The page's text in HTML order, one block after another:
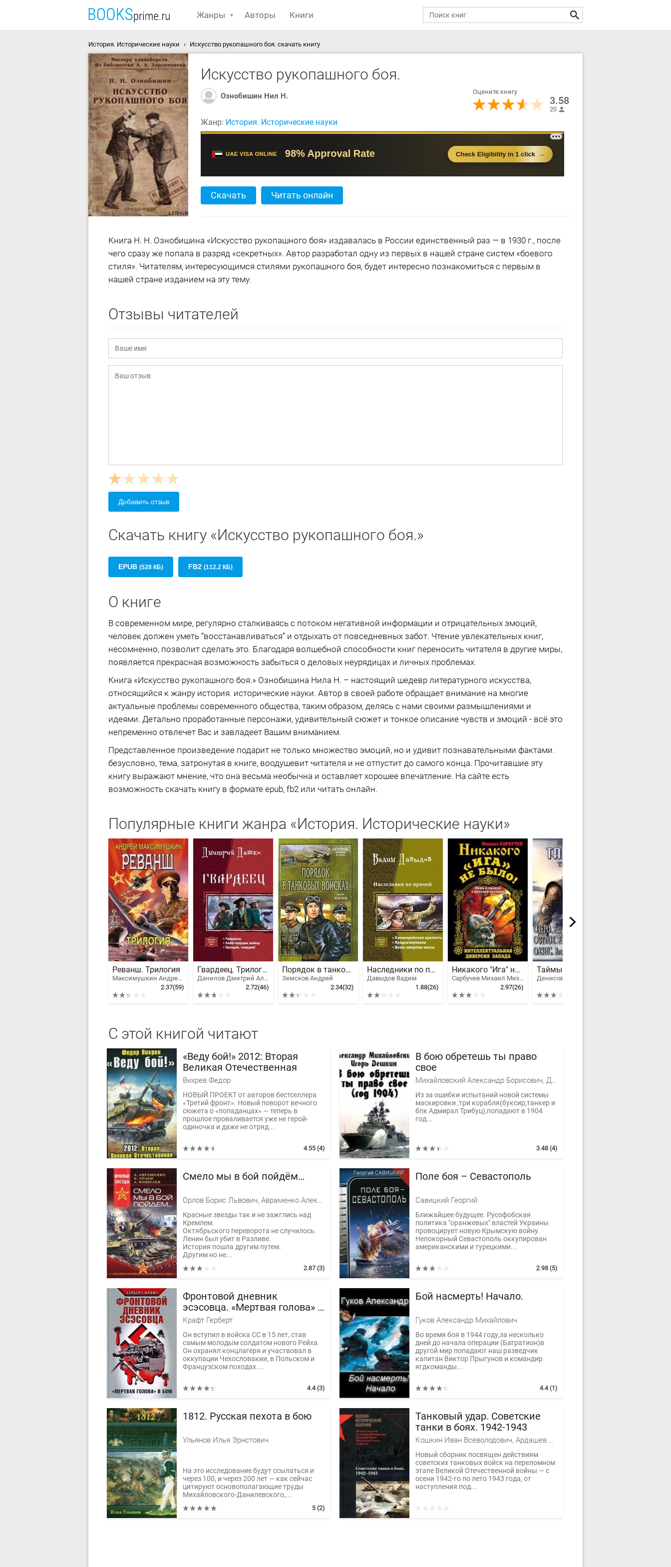
Жанры Авторы Книги
История. Исторические науки Искусство рукопашного боя. скачать книгу
Искусство рукопашного боя.
Ознобишин Нил Н. Оцените книгу
3.58
20
Жанр: История. Исторические науки
Скачать Читать онлайн
Книга Н. Н. Ознобишина «Искусство рукопашного боя» издавалась в России единственный раз — в 1930 г., после
чего сразу же попала в разряд «секретных». Автор разработал одну из первых в нашей стране систем «боевого
стиля». Читателям, интересующимся стилями рукопашного боя, будет интересно познакомиться с первым в
нашей стране изданием на эту тему.
Отзывы читателей
Добавить отзыв
Скачать книгу «Искусство рукопашного боя.»
EPUB (528 КБ) FB2 (112.2 КБ)
О книге
В современном мире, регулярно сталкиваясь с потоком негативной информации и отрицательных эмоций,
человек должен уметь “восстанавливаться” и отдыхать от повседневных забот. Чтение увлекательных книг,
несомненно, позволит сделать это. Благодаря волшебной способности книг переносить читателя в другие миры,
появляется прекрасная возможность забыться о деловых неурядицах и личных проблемах.
Книга «Искусство рукопашного боя.» Ознобишина Нила Н. – настоящий шедевр литературного искусства,
относящийся к жанру история. исторические науки. Автор в своей работе обращает внимание на многие
актуальные проблемы современного общества, таким образом, делясь с нами своими размышлениями и
идеями. Детально проработанные персонажи, удивительный сюжет и тонкое описание чувств и эмоций - всё это
непременно отвлечет Вас и завладеет Вашим вниманием.
Представленное произведение подарит не только множество эмоций, но и удивит познавательными фактами.
безусловно, тема, затронутая в книге, воодушевит читателя и не отпустит до самого конца. Прочитавшие эту
книгу выражают мнение, что она весьма необычна и оставляет хорошее впечатление. На сайте есть
возможность скачать книгу в формате epub, fb2 или читать онлайн.
Популярные книги жанра «История. Исторические науки»
Реванш. Трилогия
Максимушкин Андрей Владимирович
2.37(59)
Гвардеец. Трилогия
Данилов Дмитрий Алексеевич
2.72(46)
Порядок в танковых войсках
Земсков Андрей
2.34(32)
Наследники по прямой.Трилогия
Давыдов Вадим
1.88(26)
Никакого "Ига" не было! Интеллектуальная диверсия Запада
Сарбучев Михаил Михайлович
2.97(26)
Таймыр. Трилогия
С этой книгой читают
«Веду бой!» 2012: Вторая
Великая Отечественная
Вихрев Федор
НОВЫЙ ПРОЕКТ от авторов бестселлера
«Третий фронт». Новый поворот вечного
сюжета о «попаданцах» — теперь в
прошлое проваливается уже не герой-
одиночка и даже не отряд...
4.55 (4)
В бою обретешь ты право
свое
Михайловский Александр Борисович, Дешкин Игорь Эмильевич
Из за ошибки испытаний новой системы
маскировки ,три корабля(буксир,танкер и
бпк Адмирал Трибуц),попадают в 1904
год...
3.48(4)
Смело мы в бой пойдём…
Орлов Борис Львович, Авраменко Александр Михайлович, Кошелев А.
Красные звезды так и не зажглись над
Кремлем.
Октябрьского переворота не случилось.
Ленин был убит в Разливе.
История пошла другим путем.
Другим но не...
2.87 (3)
Поле боя – Севастополь
Савицкий Георгий
Ближайшее будущее. Русофобская
политика "оранжевых" властей Украины
провоцирует новую Крымскую войну.
Непокорный Севастополь оккупирован
американскими и турецкими...
2.98(5)
Фронтовой дневник
эсэсовца. «Мертвая голова» в
бою
Крафт Герберт
Он вступил в войска СС в 15 лет, став
самым молодым солдатом нового Рейха.
Он охранял концлагеря и участвовал в
оккупации Чехословакии, в Польском и
Французском походах....
4.4 (3)
Бой насмерть! Начало.
Гуков Александр Михайлович
Во время боя в 1944 году,за несколько
дней до начала операции (Багратион)в
другой мир попадают наш разведчик
капитан Виктор Прыгунов и командир
ягдкоманды...
4.4(1)
1812. Русская пехота в бою
Ульянов Илья Эрнстович
На это исследование будут ссылаться и
через 100, и через 200 лет — как сейчас
цитируют основополагающие труды
Михайловского-Данилевского,...
5 (2)
Танковый удар. Советские
танки в боях. 1942-1943
Кошкин Иван Всеволодович, Ардашев Алексей Николаевич, Федосеев Семен Леонидович, Гончаров Владислав Львович, Исаев Алексей Валерьевич, Кавалерчик Борис Константинович, Подопригора Александр, Елисеенко Алексей, Томзов Александр
Новый сборник посвящен действиям
советских танковых войск на переломном
этапе Великой Отечественной войны — с
осени 1942-го по лето 1943 года, от
наступления под...